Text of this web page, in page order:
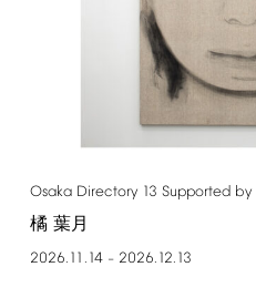
Osaka Directory 13 Supported by
橘 葉月
2026.11.14– 2026.12.13